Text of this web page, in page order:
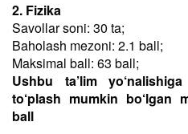
2. Fizika
Savollar soni: 30 ta;
Baholash mezoni: 2.1 ball;
Maksimal ball: 63 ball;
Ushbu ta’lim
to‘plash mumkin bo‘lgan
ball